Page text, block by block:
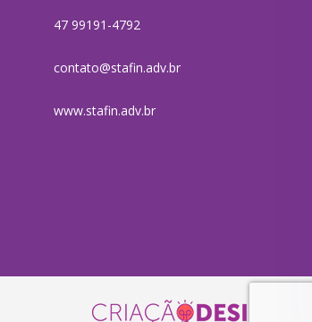
47 99191-4792
contato@stafin.adv.br
www.stafin.adv.br